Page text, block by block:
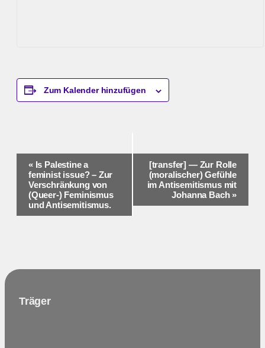
Zum Kalender hinzufügen
Veranstaltung-
Navigation
«Is Palestine a
feminist issue? – Zur
Verschränkung von
(Queer-) Feminismus
und Antisemitismus.
[transfer] — Zur Rolle
(moralischer) Gefühle
im Antisemitismus mit
Johanna Bach »
Träger